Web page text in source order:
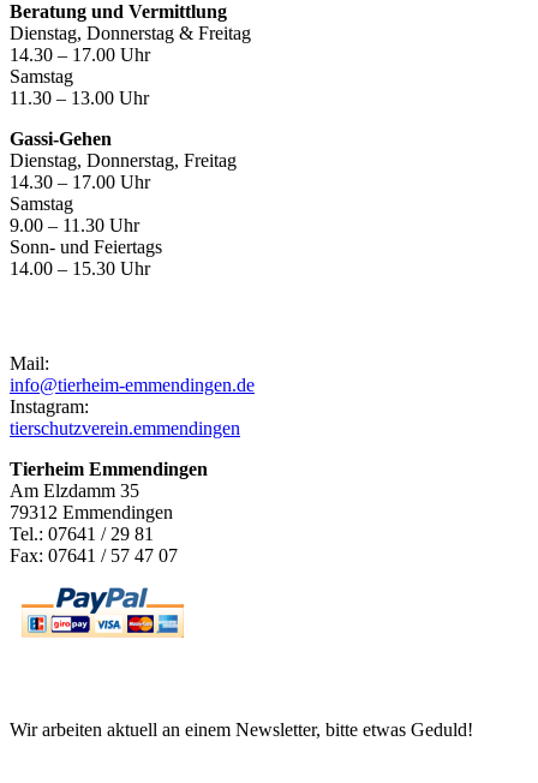
Beratung und Vermittlung
Dienstag, Donnerstag & Freitag
14.30 – 17.00 Uhr
Samstag
11.30 – 13.00 Uhr
Gassi-Gehen
Dienstag, Donnerstag, Freitag
14.30 – 17.00 Uhr
Samstag
9.00 – 11.30 Uhr
Sonn- und Feiertags
14.00 – 15.30 Uhr
Mail:
info@tierheim-emmendingen.de
Instagram:
tierschutzverein.emmendingen
Tierheim Emmendingen
Am Elzdamm 35
79312 Emmendingen
Tel.: 07641 / 29 81
Fax: 07641 / 57 47 07
Wir arbeiten aktuell an einem Newsletter, bitte etwas Geduld!